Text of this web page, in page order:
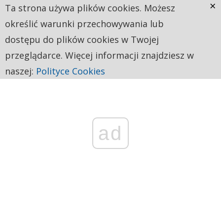
ad
Ta strona używa plików cookies. Możesz
określić warunki przechowywania lub
dostępu do plików cookies w Twojej
przeglądarce. Więcej informacji znajdziesz w
naszej: Polityce Cookies
×